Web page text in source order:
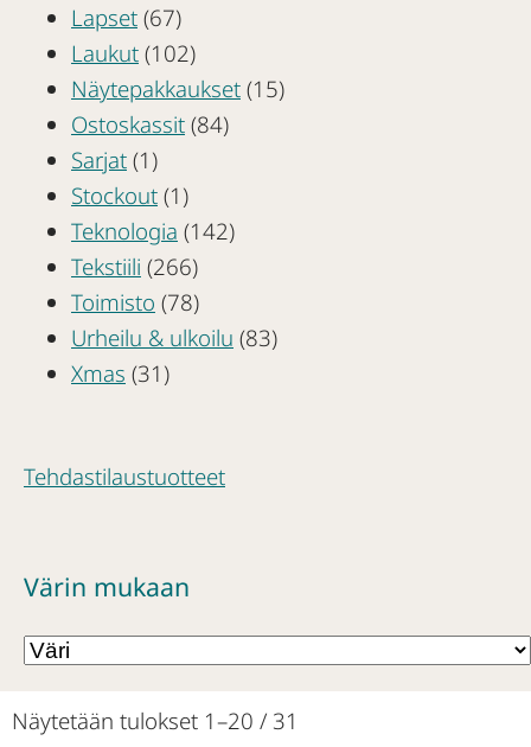
Lapset (67)
Laukut (102)
Näytepakkaukset (15)
Ostoskassit (84)
Sarjat (1)
Stockout (1)
Teknologia (142)
Tekstiili (266)
Toimisto (78)
Urheilu & ulkoilu (83)
Xmas (31)
Tehdastilaustuotteet
Värin mukaan
Näytetään tulokset 1–20 / 31